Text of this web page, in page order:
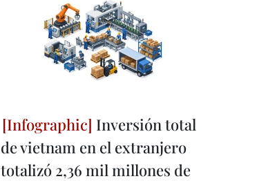
Inversión total
de vietnam en el extranjero
totalizó 2,36 mil millones de